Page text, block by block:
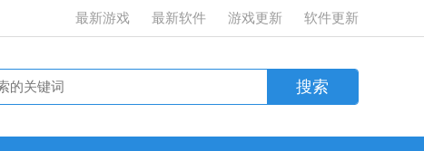
最新游戏 最新软件 游戏更新 软件更新